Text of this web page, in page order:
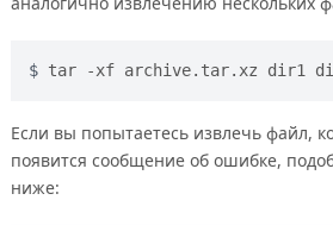
tar -xf archive.tar.xz dir1
Если вы попытаетесь извлечь файл,
появится сообщение об ошибке,
ниже: